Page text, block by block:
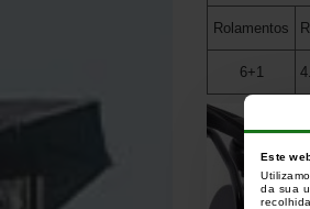
Este
da sua
Rolamentos
6+1